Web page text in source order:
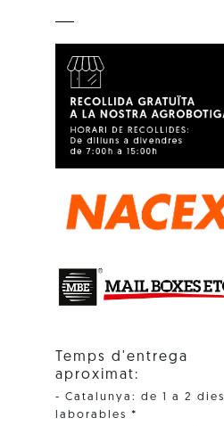
Temps d'entrega
aproximat:
- Catalunya: de 1 a 2 dies
laborables *